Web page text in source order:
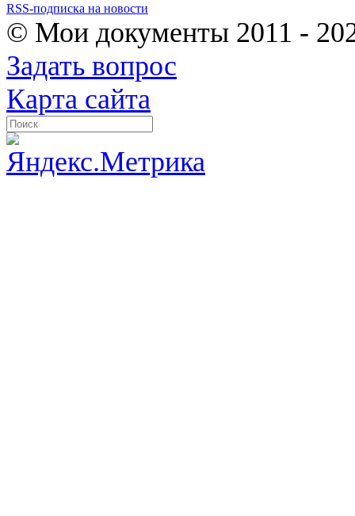
RSS-подписка на новости
© Мои документы 2011 -
Задать вопрос
Карта сайта